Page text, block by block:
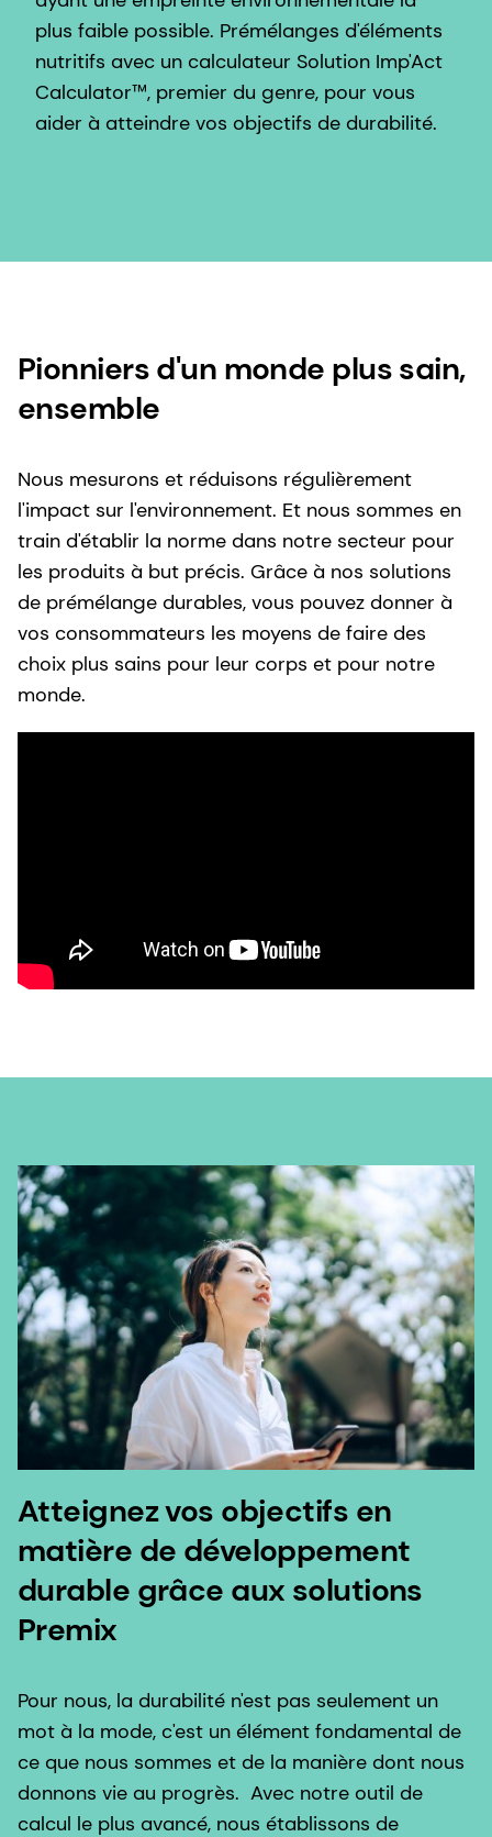
plus faible possible. Prémélanges d'éléments
nutritifs avec un calculateur Solution Imp'Act
Calculator™, premier du genre, pour vous
aider à atteindre vos objectifs de durabilité.
Pionniers d'un monde plus sain,
ensemble
Nous mesurons et réduisons régulièrement
l'impact sur l'environnement. Et nous sommes en
train d'établir la norme dans notre secteur pour
les produits à but précis. Grâce à nos solutions
de prémélange durables, vous pouvez donner à
vos consommateurs les moyens de faire des
choix plus sains pour leur corps et pour notre
monde.
Atteignez vos objectifs en
matière de développement
durable grâce aux solutions
Premix
Pour nous, la durabilité n'est pas seulement un
mot à la mode, c'est un élément fondamental de
ce que nous sommes et de la manière dont nous
donnons vie au progrès. Avec notre outil de
calcul le plus avancé, nous établissons de